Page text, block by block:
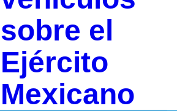
sobre el
Ejército
Mexicano